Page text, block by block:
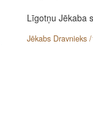
Līgotņu Jēkaba
Jēkabs Dravnieks